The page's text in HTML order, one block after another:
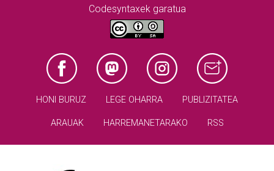
Codesyntaxek garatua
HONI BURUZ LEGE OHARRA PUBLIZITATEA
ARAUAK HARREMANETARAKO RSS